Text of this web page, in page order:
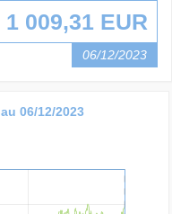
1 009,31 EUR
06/12/2023
au 06/12/2023